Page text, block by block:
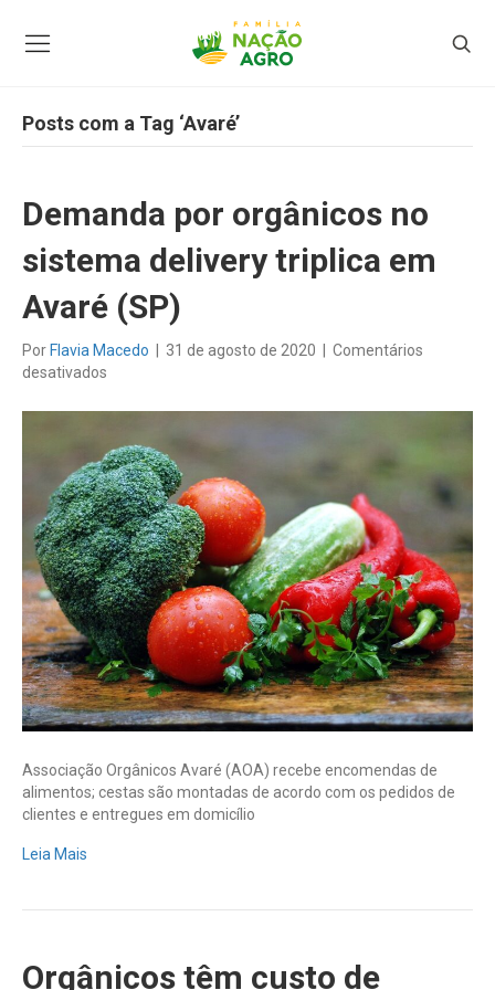
Posts com a Tag ‘Avaré’
Demanda por orgânicos no
sistema delivery triplica em
Avaré (SP)
Por Flavia Macedo 31 de agosto de 2020
Comentários
desativados
por
no
sistema
delivery
triplica
em
Avaré
(SP)
Associação Orgânicos Avaré (AOA) recebe encomendas de
alimentos; cestas são montadas de acordo com os pedidos de
clientes e entregues em domicílio
Leia Mais
Orgânicos têm custo de